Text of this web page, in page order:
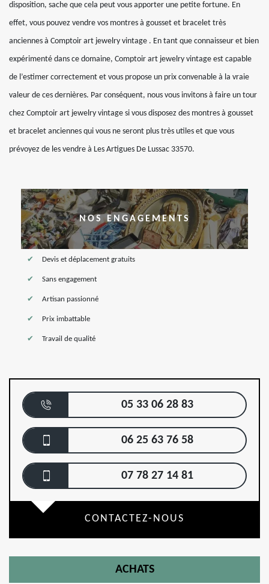
disposition, sache que cela peut vous apporter une petite fortune. En
effet, vous pouvez vendre vos montres à gousset et bracelet très
anciennes à Comptoir art jewelry vintage . En tant que connaisseur et bien
expérimenté dans ce domaine, Comptoir art jewelry vintage est capable
de l’estimer correctement et vous propose un prix convenable à la vraie
valeur de ces dernières. Par conséquent, nous vous invitons à faire un tour
chez Comptoir art jewelry vintage si vous disposez des montres à gousset
et bracelet anciennes qui vous ne seront plus très utiles et que vous
prévoyez de les vendre à Les Artigues De Lussac 33570.
NOS ENGAGEMENTS
Devis et déplacement gratuits
Sans engagement
Artisan passionné
Prix imbattable
Travail de qualité
05 33 06 28 83
06 25 63 76 58
07 78 27 14 81
CONTACTEZ-NOUS
ACHATS